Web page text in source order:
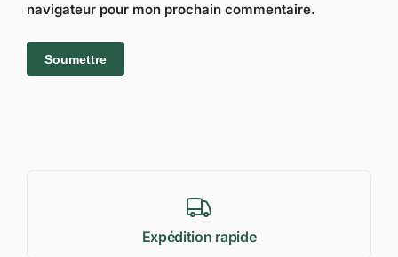
navigateur pour mon prochain commentaire.
Expédition rapide